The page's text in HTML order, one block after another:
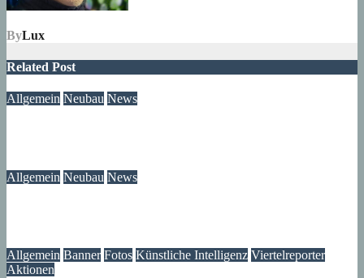
ByLux
Related Post
Allgemein Neubau News
Allgemein Neubau News
Allgemein Banner Fotos Künstliche Intelligenz Viertelreporter
Aktionen